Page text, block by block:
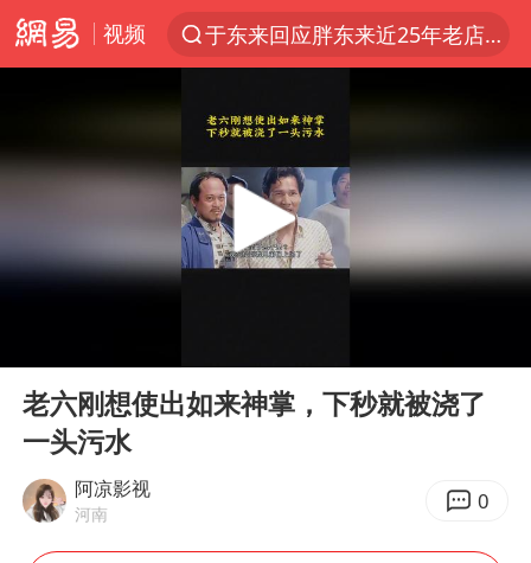
视频
于东来回应胖东来近25年老店年底关闭
《披荆斩棘2026》阵容官宣
杭州机场已取消航班388架次
浙江省委书记：该停下的坚决停下来
美将每月供乌爱国者拦截导弹
新疆一婚礼线上邀请引热议
Play
老六刚想使出如来神掌，下秒就被浇了
一头污水
阿凉影视
河南 0